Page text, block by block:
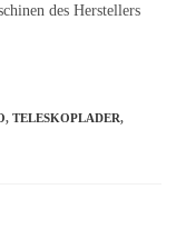
des Herstellers
, TELESKOPLADER,